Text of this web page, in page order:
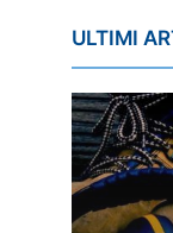
ULTIMI